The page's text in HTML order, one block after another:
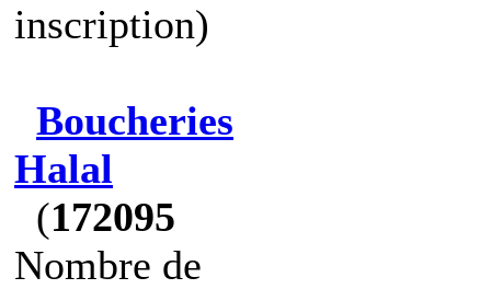
inscription)
Boucheries
Halal
(172095
Nombre de